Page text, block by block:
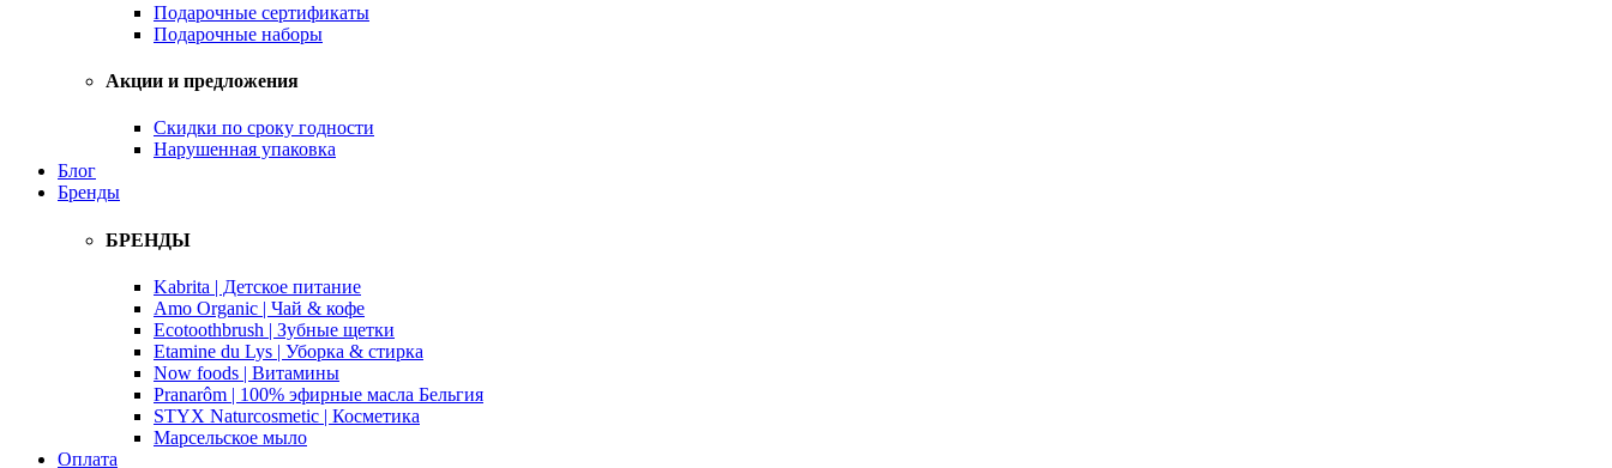
Подарочные сертификаты
Подарочные наборы
Акции и предложения
Скидки по сроку годности
Нарушенная упаковка
Блог
Бренды
БРЕНДЫ
Kabrita | Детское питание
Amo Organic | Чай & кофе
Ecotoothbrush | Зубные щетки
Etamine du Lys | Уборка & стирка
Now foods | Витамины
Pranarôm | 100% эфирные масла Бельгия
STYX Naturcosmetic | Косметика
Марсельское мыло
Оплата